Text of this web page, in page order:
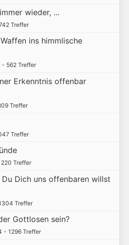
wieder, ...
Treffer
ins himmlische
• 562 Treffer
Erkenntnis offenbar
Treffer
Treffer
Treffer
Dich uns offenbaren willst
Treffer
Gottlosen sein?
• 1296 Treffer